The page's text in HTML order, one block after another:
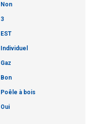
Non
3
EST
Individuel
Gaz
Bon
Poêle à bois
Oui